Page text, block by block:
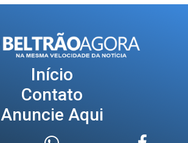
Início
Contato
Anuncie Aqui